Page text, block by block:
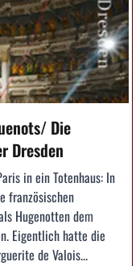
Die
Dresden
in ein Totenhaus: In
französischen
Hugenotten dem
Eigentlich hatte die
de Valois...